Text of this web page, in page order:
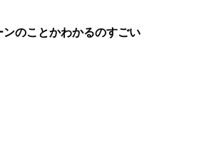
のことかわかるのすごい